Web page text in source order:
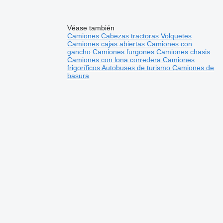
Véase también
CamionesCabezas tractorasVolquetes
Camiones cajas abiertasCamiones con
ganchoCamiones furgonesCamiones chasis
Camiones con lona correderaCamiones
frigoríficosAutobuses de turismoCamiones de
basura